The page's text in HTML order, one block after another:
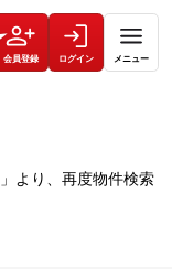
会員登録 ログイン メニュー
」 より、再度物件検索